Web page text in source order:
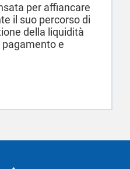
per affiancare
il suo percorso di
della liquidità
e